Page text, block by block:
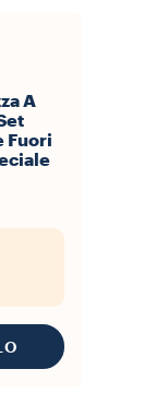
A
Fuori